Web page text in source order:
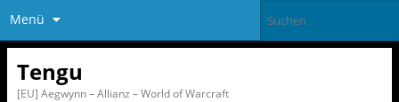
Menü
Tengu
[EU] Aegwynn – Allianz – World of Warcraft